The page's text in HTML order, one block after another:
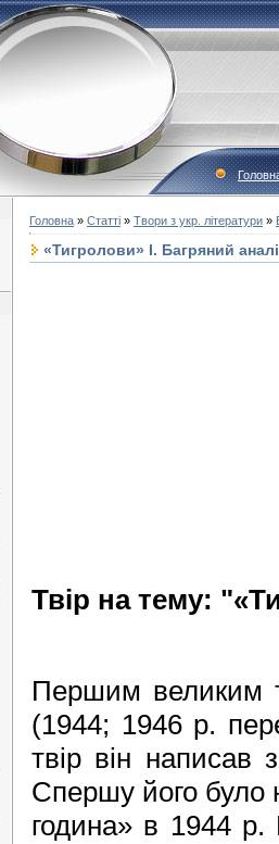
Головна » Статті » Твори з укр. літератури »
«Тигролови» І. Багряний
Твір на тему:
Першим великим
(1944; 1946 р.
твір він написав
Спершу його було
година» в 1944 р.